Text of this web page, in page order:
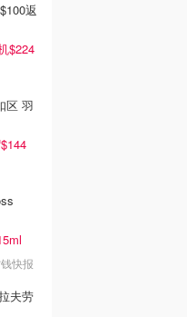
返
$224
区 羽
快报
夫劳